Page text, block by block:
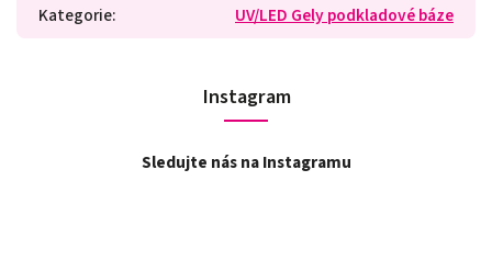
Kategorie: UV/LED Gely podkladové báze
Instagram
Sledujte nás na Instagramu